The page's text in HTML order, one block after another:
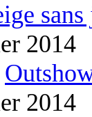
2014
2014